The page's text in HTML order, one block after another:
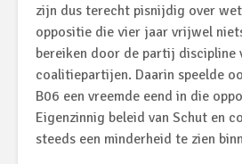
zijn dus terecht pisnijdig over
oppositie die vier jaar vrijwel
bereiken door de partij discipline
coalitiepartijen. Daarin speelde
B06 een vreemde eend in die
Eigenzinnig beleid van Schut en
steeds een minderheid te zien